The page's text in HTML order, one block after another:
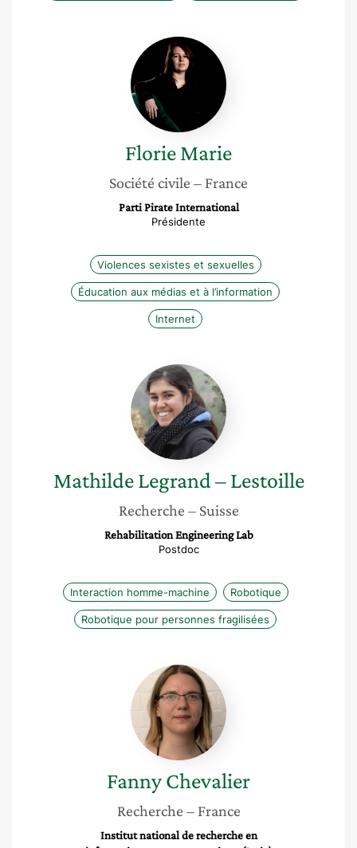
Florie
Marie
FlorieMarie
Société civile – France
Parti Pirate International
Présidente
Violences sexistes et sexuelles
Éducation aux médias et à l’information
Internet
Mathilde
Legrand
–
Lestoille
Mathilde Legrand – Lestoille
Recherche – Suisse
Rehabilitation Engineering Lab
Postdoc
Interaction homme-machine Robotique
Robotique pour personnes fragilisées
Fanny
Chevalier
FannyChevalier
Recherche – France
Institut national de recherche en